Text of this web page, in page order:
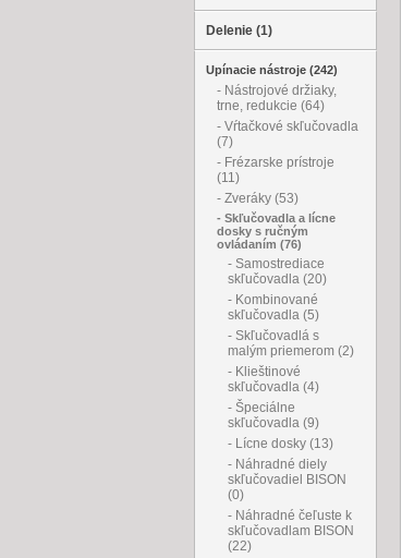
Delenie (1)
Upínacie nástroje (242)
- Nástrojové držiaky,
trne, redukcie (64)
- Vŕtačkové skľučovadla
(7)
- Frézarske prístroje
(11)
- Zveráky (53)
- Skľučovadla a lícne
dosky s ručným
ovládaním (76)
- Samostrediace
skľučovadla (20)
- Kombinované
skľučovadla (5)
- Skľučovadlá s
malým priemerom (2)
- Klieštinové
skľučovadla (4)
- Špeciálne
skľučovadla (9)
- Lícne dosky (13)
- Náhradné diely
skľučovadiel BISON
(0)
- Náhradné čeľuste k
skľučovadlam BISON
(22)